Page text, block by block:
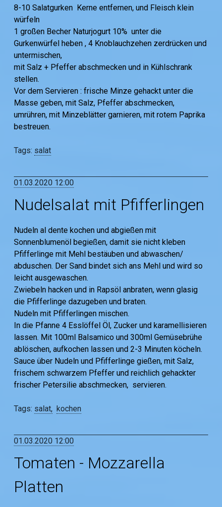
8-10 Salatgurken Kerne entfernen, und Fleisch klein
würfeln
1 großen Becher Naturjogurt 10% unter die
Gurkenwürfel heben , 4 Knoblauchzehen zerdrücken und
untermischen,
mit Salz + Pfeffer abschmecken und in Kühlschrank
stellen.
Vor dem Servieren : frische Minze gehackt unter die
Masse geben, mit Salz, Pfeffer abschmecken,
umrühren, mit Minzeblätter garnieren, mit rotem Paprika
bestreuen.
Tags: salat
01.03.2020 12:00
Nudelsalat mit Pfifferlingen
Nudeln al dente kochen und abgießen mit
Sonnenblumenöl begießen, damit sie nicht kleben
Pfifferlinge mit Mehl bestäuben und abwaschen/
abduschen. Der Sand bindet sich ans Mehl und wird so
leicht ausgewaschen.
Zwiebeln hacken und in Rapsöl anbraten, wenn glasig
die Pfifferlinge dazugeben und braten.
Nudeln mit Pfifferlingen mischen.
In die Pfanne 4 Esslöffel Öl, Zucker und karamellisieren
lassen. Mit 100ml Balsamico und 300ml Gemüsebrühe
ablöschen, aufkochen lassen und 2-3 Minuten köcheln.
Sauce über Nudeln und Pfifferlinge gießen, mit Salz,
frischem schwarzem Pfeffer und reichlich gehackter
frischer Petersilie abschmecken, servieren.
Tags: salat kochen
01.03.2020 12:00
Tomaten - Mozzarella
Platten